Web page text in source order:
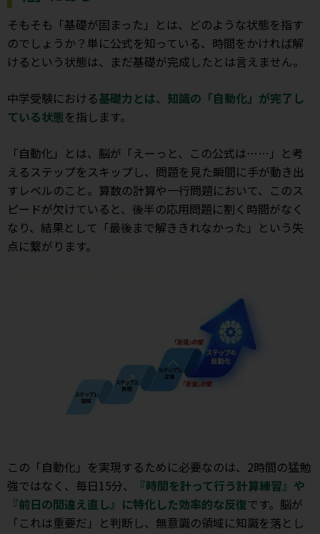
そもそも「基礎が固まった」とは、どのような状態を指す
のでしょうか？単に公式を知っている、時間をかければ解
けるという状態は、まだ基礎が完成したとは言えません。
中学受験における基礎力とは、知識の「自動化」が完了し
ている状態を指します。
「自動化」とは、脳が「えーっと、この公式は……」と考
えるステップをスキップし、問題を見た瞬間に手が動き出
すレベルのこと。算数の計算や一行問題において、このス
ピードが欠けていると、後半の応用問題に割く時間がなく
なり、結果として「最後まで解ききれなかった」という失
点に繋がります。
この「自動化」を実現するために必要なのは、2時間の猛勉
強ではなく、毎日15分、
『時間を計って行う計算練習』や
『前日の間違え直し』に特化した効率的な反復です。脳が
「これは重要だ」と判断し、無意識の領域に知識を落とし